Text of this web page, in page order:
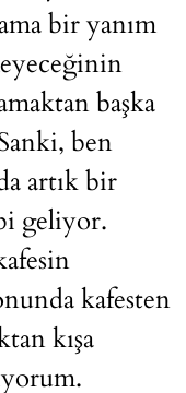
bir yanım
başka
ben
artık bir
geliyor.
kafesten
kışa